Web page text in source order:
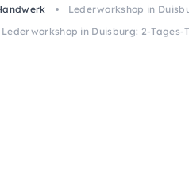
Lederworkshop in
Lederworkshop in Duisburg: 2-Tages-